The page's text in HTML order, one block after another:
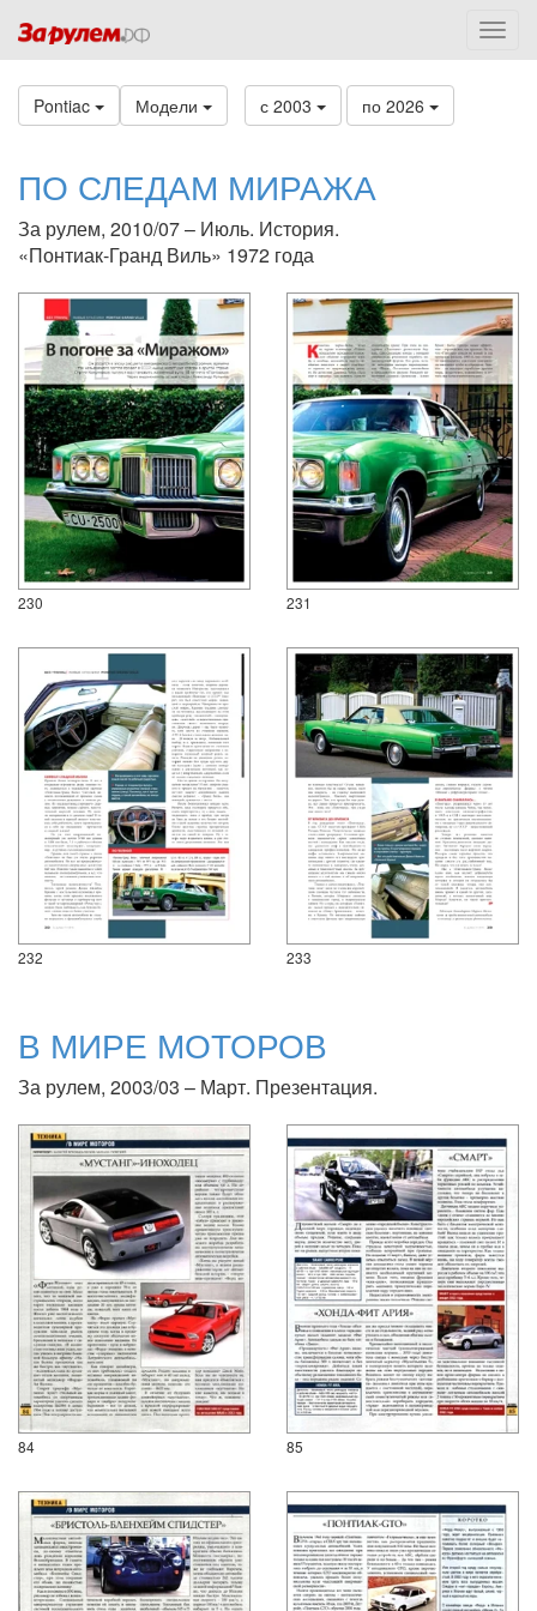
Pontiac Модели с 2003 по 2026
ПО СЛЕДАМ МИРАЖА
За рулем, 2010/07 – Июль. История.
«Понтиак-Гранд Виль» 1972 года
230 231
232 233
В МИРЕ МОТОРОВ
За рулем, 2003/03 – Март. Презентация.
84 85